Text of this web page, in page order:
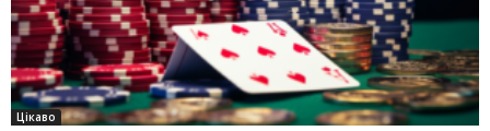
Цікаво